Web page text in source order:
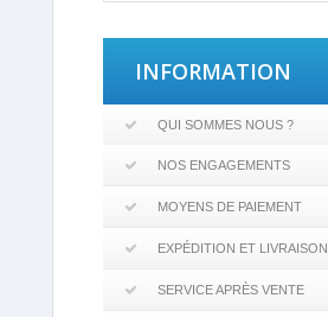
INFORMATION
QUI SOMMES NOUS ?
NOS ENGAGEMENTS
MOYENS DE PAIEMENT
EXPÉDITION ET LIVRAISON
SERVICE APRÈS VENTE